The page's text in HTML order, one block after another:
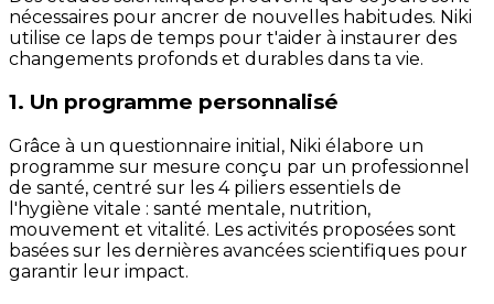
nécessaires pour ancrer de nouvelles habitudes. Niki
utilise ce laps de temps pour t'aider à instaurer des
changements profonds et durables dans ta vie.
1. Un programme personnalisé
Grâce à un questionnaire initial, Niki élabore un
programme sur mesure conçu par un professionnel
de santé, centré sur les 4 piliers essentiels de
l'hygiène vitale : santé mentale, nutrition,
mouvement et vitalité. Les activités proposées sont
basées sur les dernières avancées scientifiques pour
garantir leur impact.